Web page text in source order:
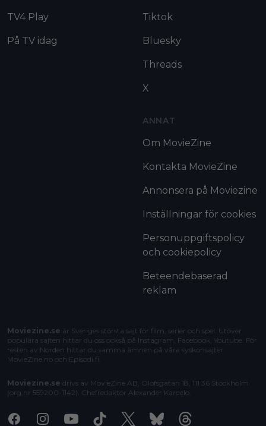
TV4 Play
På TV idag
Tiktok
Bluesky
Threads
X
ANNAT
Om MovieZine
Kontakta MovieZine
Annonsera på Moviezine
Inställningar för cookies
Personuppgiftspolicy
och cookiepolicy
Beteendebaserad
reklam
Moviezine.se är Sveriges största sajt för film, serier och spel. Utöver
populära sajten hittar du oss också på Instagram, Facebook, Youtube. För
resten av Norden hittar du samma ämnen på våra syskonsajter
MovieZine.no och Episodi.fi
Moviezine.se drivs av MovieZine AB, Olofsgatan 18, 111 36 Stockholm
(org.nr 559200-1142). Chefredaktör Alexander Kardelo
FacebookInstagramYoutubeTiktok X BlueskyThreads